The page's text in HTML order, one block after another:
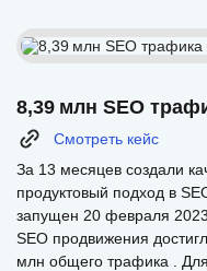
8,39 млн SEO
Смотреть кейс
За 13 месяцев создали
продуктовый подход в
запущен 20 февраля
SEO продвижения
млн общего трафика .